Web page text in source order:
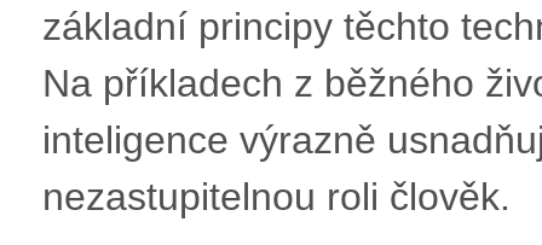
základní principy těchto
Na příkladech z běžného
inteligence výrazně
nezastupitelnou roli člověk.